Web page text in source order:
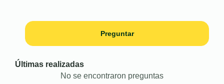
Preguntar
Últimas realizadas
No se encontraron preguntas